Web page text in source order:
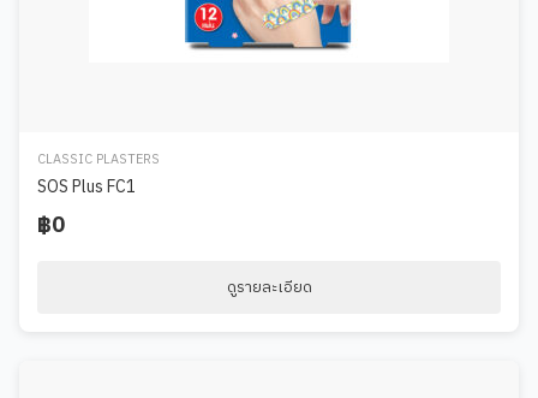
CLASSIC PLASTERS
SOS Plus FC1
฿0
ดูรายละเอียด